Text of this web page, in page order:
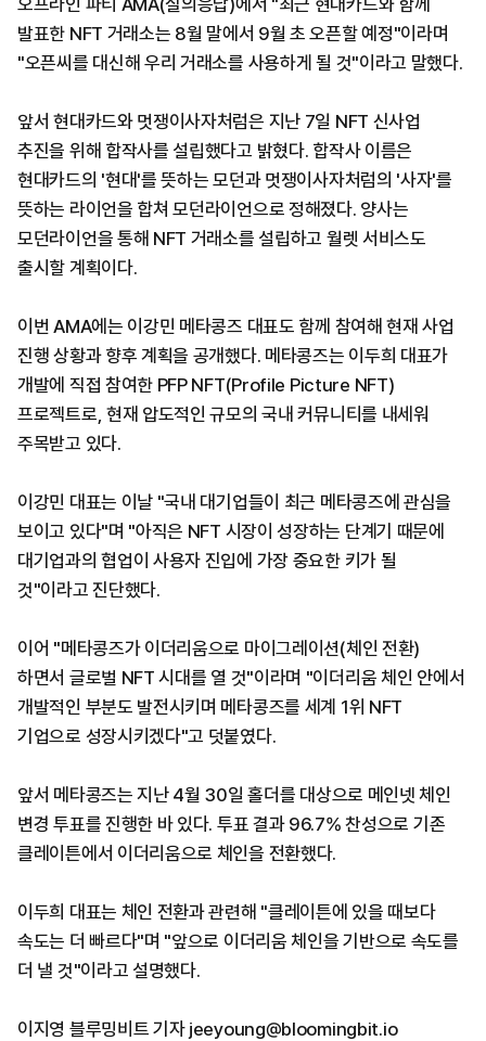
발표한 NFT 거래소는 8월 말에서 9월 초 오픈할 예정"이라며
"오픈씨를 대신해 우리 거래소를 사용하게 될 것"이라고 말했다.
앞서 현대카드와 멋쟁이사자처럼은 지난 7일 NFT 신사업
추진을 위해 합작사를 설립했다고 밝혔다. 합작사 이름은
현대카드의 '현대'를 뜻하는 모던과 멋쟁이사자처럼의 '사자'를
뜻하는 라이언을 합쳐 모던라이언으로 정해졌다. 양사는
모던라이언을 통해 NFT 거래소를 설립하고 월렛 서비스도
출시할 계획이다.
이번 AMA에는 이강민 메타콩즈 대표도 함께 참여해 현재 사업
진행 상황과 향후 계획을 공개했다. 메타콩즈는 이두희 대표가
개발에 직접 참여한 PFP NFT(Profile Picture NFT)
프로젝트로, 현재 압도적인 규모의 국내 커뮤니티를 내세워
주목받고 있다.
이강민 대표는 이날 "국내 대기업들이 최근 메타콩즈에 관심을
보이고 있다"며 "아직은 NFT 시장이 성장하는 단계기 때문에
대기업과의 협업이 사용자 진입에 가장 중요한 키가 될
것"이라고 진단했다.
이어 "메타콩즈가 이더리움으로 마이그레이션(체인 전환)
하면서 글로벌 NFT 시대를 열 것"이라며 "이더리움 체인 안에서
개발적인 부분도 발전시키며 메타콩즈를 세계 1위 NFT
기업으로 성장시키겠다"고 덧붙였다.
앞서 메타콩즈는 지난 4월 30일 홀더를 대상으로 메인넷 체인
변경 투표를 진행한 바 있다. 투표 결과 96.7% 찬성으로 기존
클레이튼에서 이더리움으로 체인을 전환했다.
이두희 대표는 체인 전환과 관련해 "클레이튼에 있을 때보다
속도는 더 빠르다"며 "앞으로 이더리움 체인을 기반으로 속도를
더 낼 것"이라고 설명했다.
이지영 블루밍비트 기자 jeeyoung@bloomingbit.io